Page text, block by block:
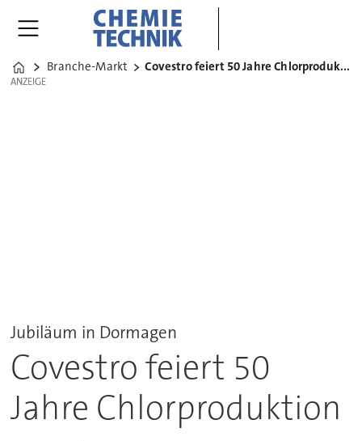
Home
Branche-Markt Covestro feiert 50 Jahre Chlorproduktion
ANZEIGE
ANZEIGE
Jubiläum in Dormagen
Covestro feiert 50
Jahre Chlorproduktion